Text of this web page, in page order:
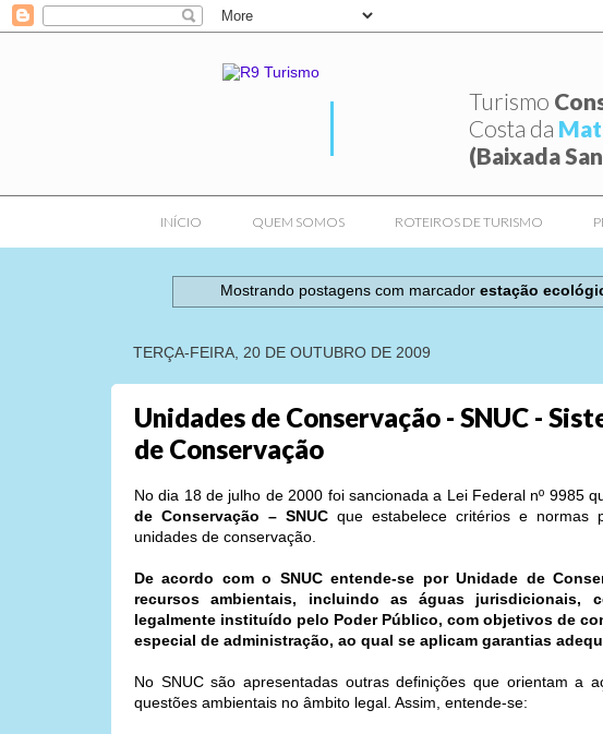
Turismo
Costa da
(Baixada
INÍCIO QUEM SOMOS ROTEIROS DE TURISMO
Mostrando postagens com marcador estação
TERÇA-FEIRA, 20 DE OUTUBRO DE 2009
Unidades de Conservação - SNUC -
de Conservação
No dia 18 de julho de 2000 foi sancionada a Lei Federal nº 9985
de Conservação – SNUCque estabelece critérios e normas
unidades de conservação.
De acordo com o SNUC entende-se por Unidade de
recursos ambientais, incluindo as águas jurisdicionais,
legalmente instituído pelo Poder Público, com objetivos de
especial de administração, ao qual se aplicam garantias
No SNUC são apresentadas outras definições que orientam a
questões ambientais no âmbito legal. Assim, entende-se: